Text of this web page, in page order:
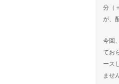
分（
が、
今回
てお
ース
ませ